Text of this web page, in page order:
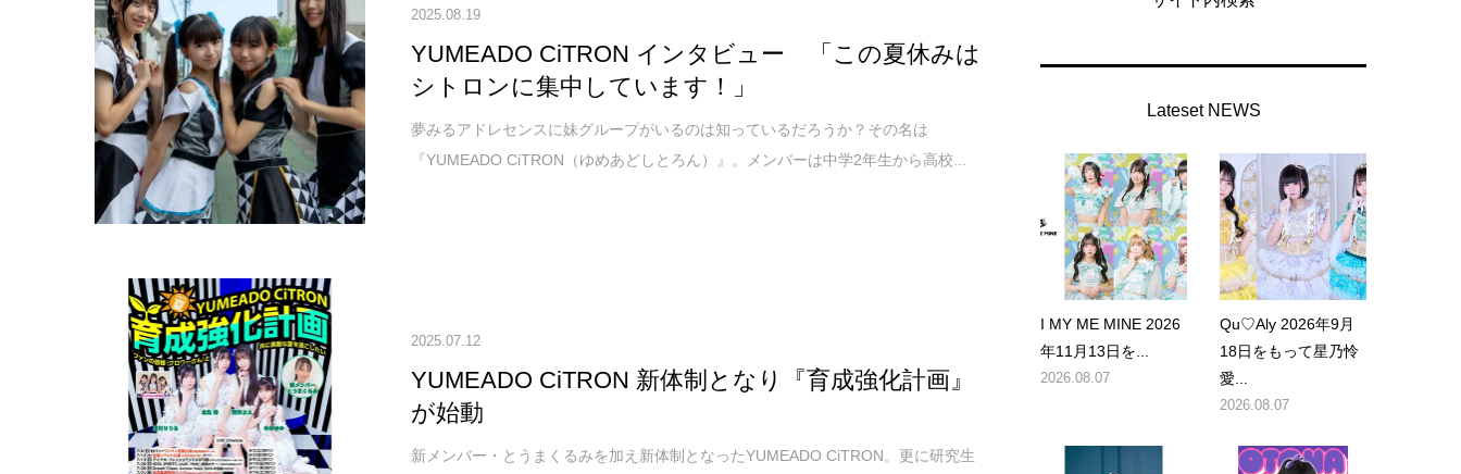
2025.08.19
YUMEADO CiTRON インタビュー 「この夏休みは
シトロンに集中しています！」
夢みるアドレセンスに妹グループがいるのは知っているだろうか？その名は
『YUMEADO CiTRON（ゆめあどしとろん）』。メンバーは中学2年生から高校...
2025.07.12
YUMEADO CiTRON 新体制となり『育成強化計画』
が始動
新メンバー・とうまくるみを加え新体制となったYUMEADO CiTRON。更に研究生
Lateset NEWS
I MY ME MINE 2026
年11月13日を...
2026.08.07
Qu♡Aly 2026年9月
18日をもって星乃怜
愛...
2026.08.07